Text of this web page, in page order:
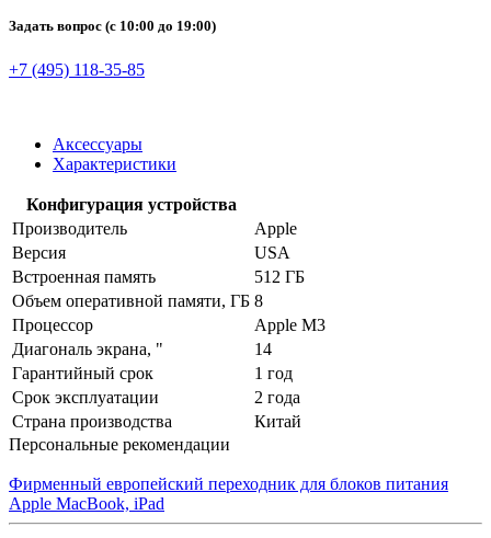
Задать вопрос (с 10:00 до 19:00)
+7 (495) 118-35-85
Аксессуары
Характеристики
Конфигурация устройства
Производитель
Apple
Версия
USA
Встроенная память
512 ГБ
Объем оперативной памяти, ГБ 8
Процессор
Apple M3
Диагональ экрана, "
14
Гарантийный срок
1 год
Срок эксплуатации
2 года
Страна производства
Китай
Персональные рекомендации
Фирменный европейский переходник для блоков питания
Apple MacBook, iPad